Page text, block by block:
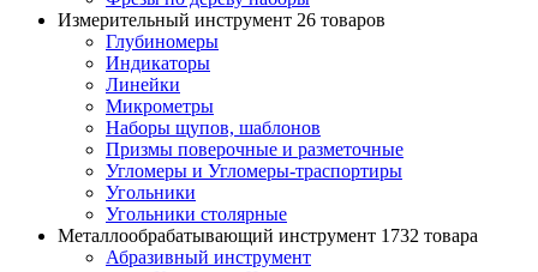
Измерительный инструмент 26 товаров
Глубиномеры
Индикаторы
Линейки
Микрометры
Наборы щупов, шаблонов
Призмы поверочные и разметочные
Угломеры и Угломеры-траспортиры
Угольники
Угольники столярные
Металлообрабатывающий инструмент 1732 товара
Абразивный инструмент